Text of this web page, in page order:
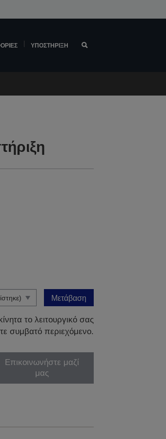
ΥΠΟΣΤΉΡΙΞΗ
Μετάβαση
το λειτουργικό σας
συμβατό περιεχόμενο.
Επικοινωνήστε μαζί
μας